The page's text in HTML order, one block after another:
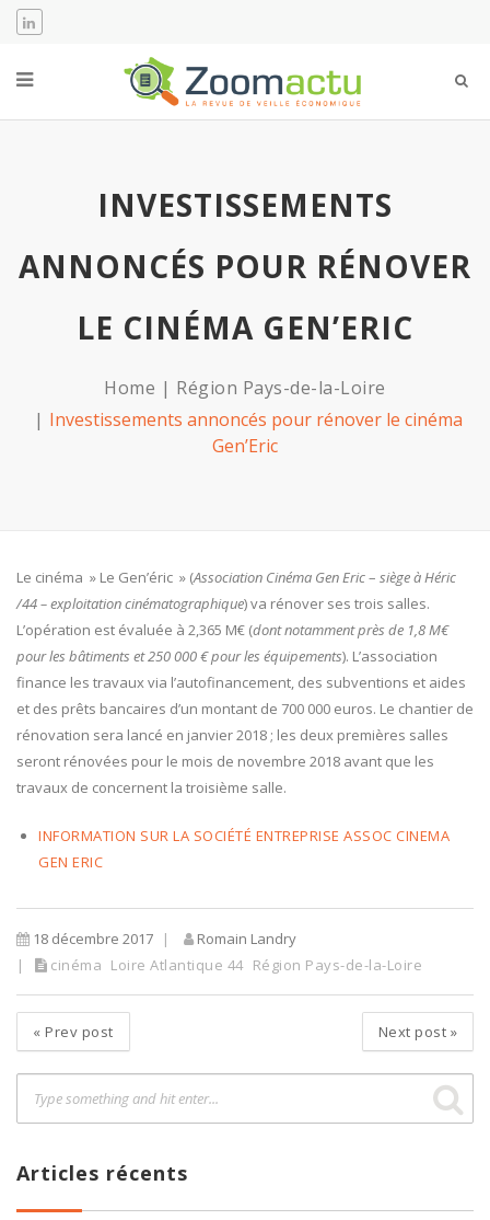
INVESTISSEMENTS
ANNONCÉS POUR RÉNOVER
LE CINÉMA GEN’ERIC
Home
Région Pays-de-la-Loire
Investissements annoncés pour rénover le cinéma
Gen’Eric
Le cinéma » Le Gen’éric » (Association Cinéma Gen Eric– siège à Héric
/44 – exploitation cinématographique) va rénover ses trois salles.
L’opération est évaluée à 2,365 M€ (dont notammentprès de 1,8 M€
pour les bâtiments et 250 000 € pour les équipements). L’association
finance les travaux via l’autofinancement, des subventions et aides
et des prêts bancaires d’un montant de 700 000 euros. Le chantier de
rénovation sera lancé en janvier 2018 ; les deux premières salles
seront rénovées pour le mois de novembre 2018 avant que les
travaux de concernent la troisième salle.
INFORMATION SUR LA SOCIÉTÉ ENTREPRISE ASSOC CINEMA
GEN ERIC
18 décembre 2017
Romain Landry
cinéma Loire Atlantique 44 Région Pays-de-la-Loire
« Prev post Next post »
Articles récents